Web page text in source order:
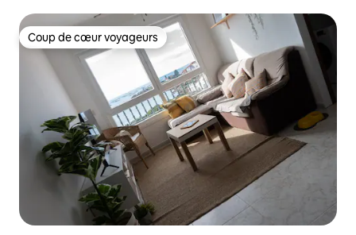
Coup de cœur voyageurs
Coup de cœur voyageurs